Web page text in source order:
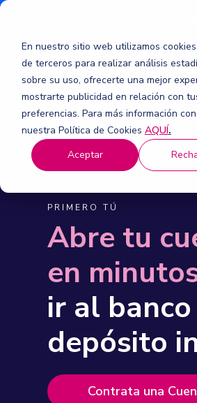
En nuestro sitio web utilizamos
de terceros para realizar análisis
sobre su uso, ofrecerte una mejor
mostrarte publicidad en relación con
preferencias. Para más información
nuestra Política de Cookies AQUÍ.
Aceptar
¿Eres accionista? Conoce acerca de la
PRIMERO TÚ
Abre tu
en
ir al
depósito
Contrata una